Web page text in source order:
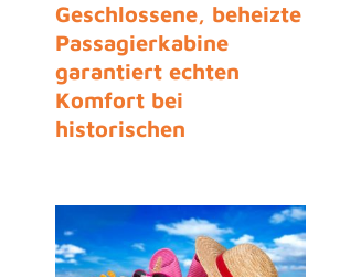
Geschlossene, beheizte
Passagierkabine
garantiert echten
Komfort bei
historischen